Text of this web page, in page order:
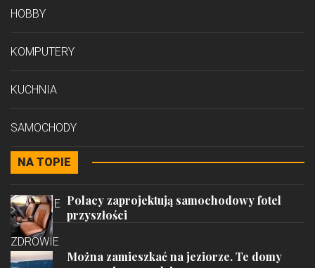
HOBBY
KOMPUTERY
KUCHNIA
SAMOCHODY
STYL
PODRÓŻE
ZDROWIE
NA TOPIE
Polacy zaprojektują samochodowy fotel
przyszłości
Można zamieszkać na jeziorze. Te domy